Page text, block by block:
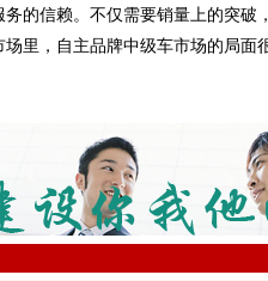
的信赖。不仅需要销量上的突破
场里，自主品牌中级车市场的局面